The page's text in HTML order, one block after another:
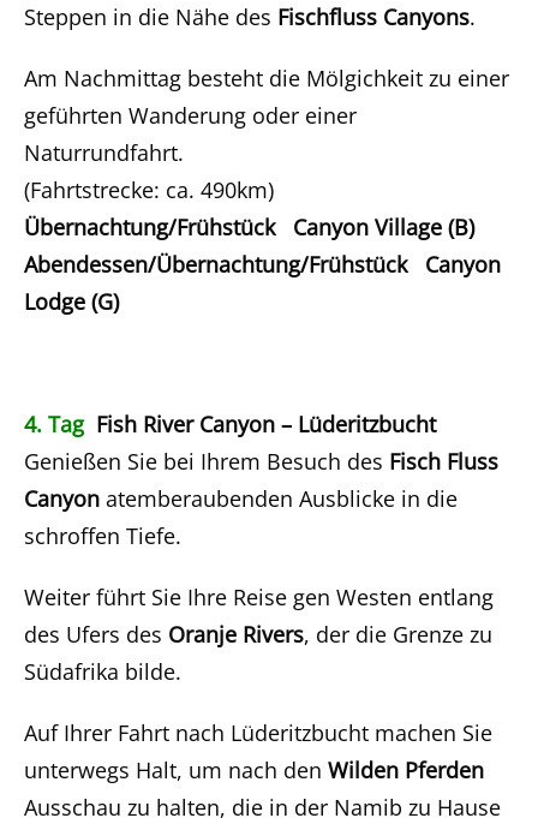
Steppen in die Nähe des Fischfluss Canyons.
Am Nachmittag besteht die Mölgichkeit zu einer
geführten Wanderung oder einer
Naturrundfahrt.
(Fahrtstrecke: ca. 490km)
Übernachtung/Frühstück Canyon Village (B)
Abendessen/Übernachtung/Frühstück Canyon
Lodge (G)
4. TagFish River Canyon – Lüderitzbucht
Genießen Sie bei Ihrem Besuch des Fisch Fluss
Canyon atemberaubenden Ausblicke in die
schroffen Tiefe.
Weiter führt Sie Ihre Reise gen Westen entlang
des Ufers des Oranje Rivers, der die Grenze zu
Südafrika bilde.
Auf Ihrer Fahrt nach Lüderitzbucht machen Sie
unterwegs Halt, um nach den Wilden Pferden
Ausschau zu halten, die in der Namib zu Hause